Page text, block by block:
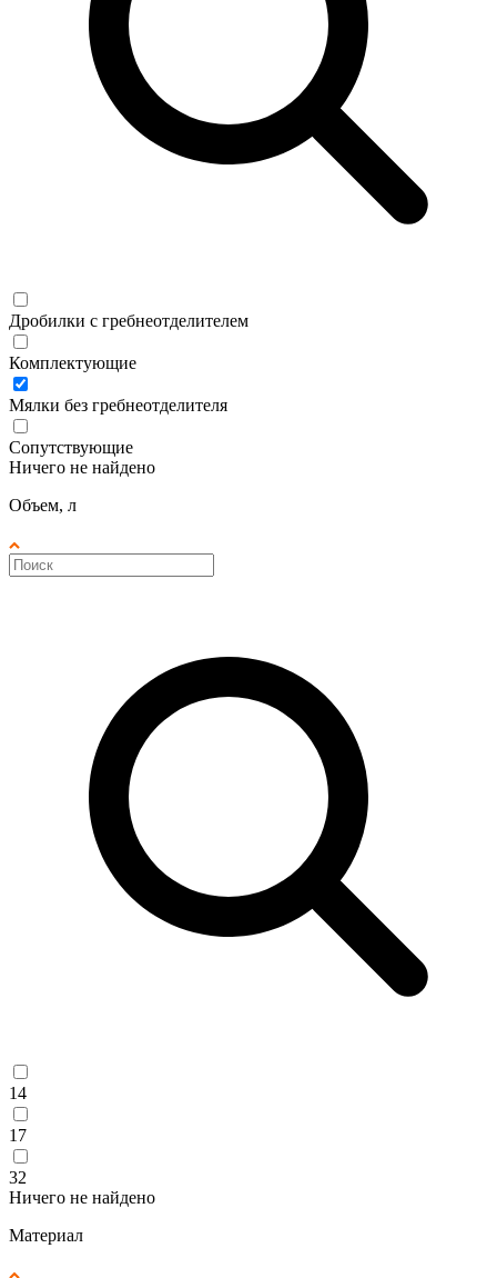
Дробилки с гребнеотделителем
Комплектующие
Мялки без гребнеотделителя
Сопутствующие
Ничего не найдено
Объем, л
14
17
32
Ничего не найдено
Материал